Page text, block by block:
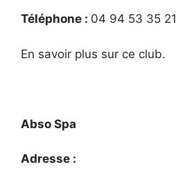
Téléphone : 04 94 53 35 21
En savoir plus sur ce club.
Abso Spa
Adresse :